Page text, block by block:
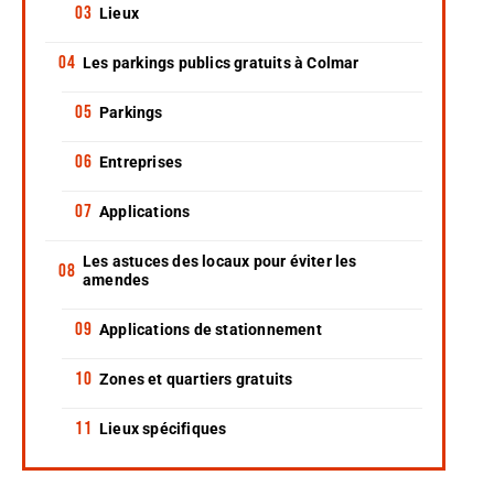
Lieux
Les parkings publics gratuits à Colmar
Parkings
Entreprises
Applications
Les astuces des locaux pour éviter les
amendes
Applications de stationnement
Zones et quartiers gratuits
Lieux spécifiques